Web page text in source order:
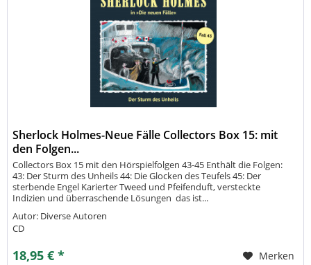
Sherlock Holmes-Neue Fälle Collectors Box 15: mit
den Folgen...
Collectors Box 15 mit den Hörspielfolgen 43-45 Enthält die Folgen:
43: Der Sturm des Unheils 44: Die Glocken des Teufels 45: Der
sterbende Engel Karierter Tweed und Pfeifenduft, versteckte
Indizien und überraschende Lösungen  das ist...
Autor: Diverse Autoren
CD
18,95 € *
Merken